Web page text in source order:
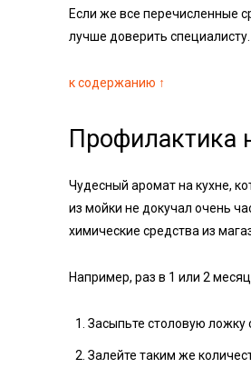
Если же все перечисленные
лучше доверить специалисту.
к содержанию ↑
Профилактика
Чудесный аромат на кухне,
из мойки не докучал очень
химические средства из
Например, раз в 1 или 2
Засыпьте столовую ложку
Залейте таким же